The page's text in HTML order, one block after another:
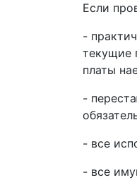
Если
-
текущие
платы
-
- все
- все